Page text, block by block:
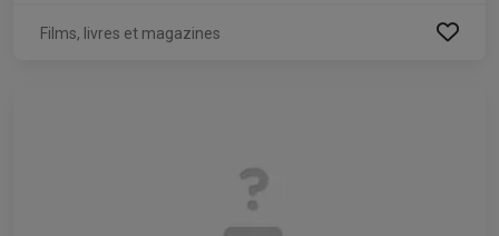
Films, livres et magazines